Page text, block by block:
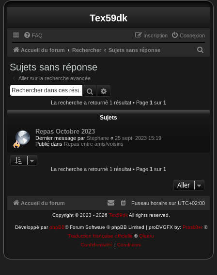
Tex59dk
FAQ Connexion
Inscription
Accueil du forum Rechercher Sujets sans réponse
Sujets sans réponse
Aller sur la recherche avancée
Rechercher
La recherche a retourné 1 résultat • Page 1 sur 1
Sujets
Repas Octobre 2023
Dernier message par Stephane « 25 sept. 2023 15:19
Publié dans Repas entre amis/voisins
La recherche a retourné 1 résultat • Page 1 sur 1
Aller
Accueil du forum Fuseau horaire sur UTC+02:00
Copyright © 2023 - 2026 Tex59dkAll rights reserved.
Développé parphpBB® Forum Software © phpBB Limited | proDVGFX by: Prosk8er©
Traduction française officielle ©Qiaeru
Confidentialité | Conditions